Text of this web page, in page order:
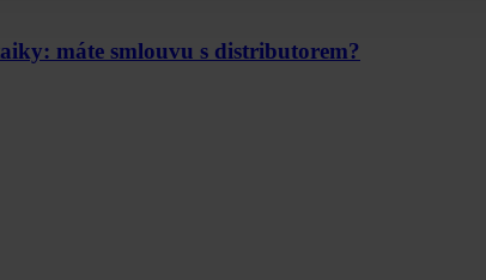
máte smlouvu s distributorem?